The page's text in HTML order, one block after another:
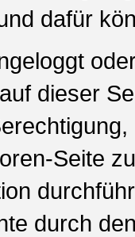
dafür
dieser
Seite
durch